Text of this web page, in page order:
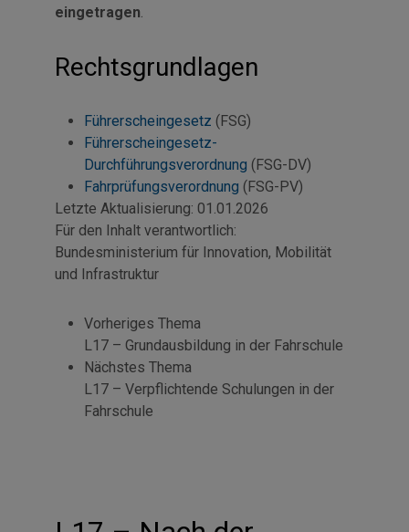
eingetragen.
Rechtsgrundlagen
Führerscheingesetz (FSG)
Führerscheingesetz-
Durchführungsverordnung (FSG-DV)
Fahrprüfungsverordnung (FSG-PV)
Letzte Aktualisierung: 01.01.2026
Für den Inhalt verantwortlich:
Bundesministerium für Innovation, Mobilität
und Infrastruktur
Vorheriges Thema
L17 – Grundausbildung in der Fahrschule
Nächstes Thema
L17 – Verpflichtende Schulungen in der
Fahrschule